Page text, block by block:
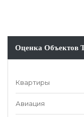
Оценка Объектов
Квартиры
Авиация